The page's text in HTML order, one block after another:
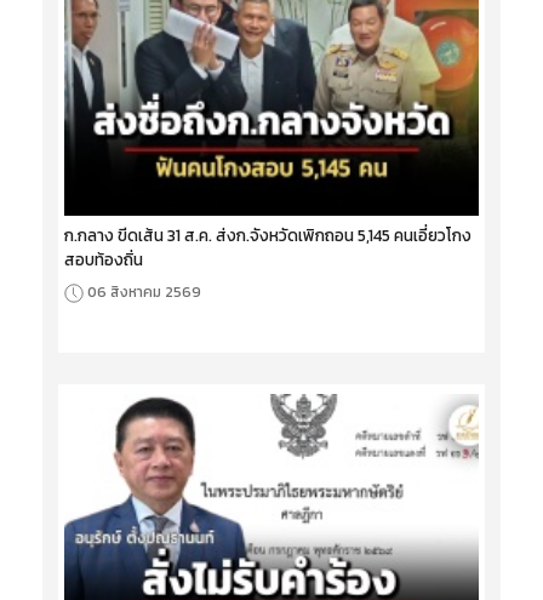
ก.กลาง ขีดเส้น 31 ส.ค. ส่งก.จังหวัดเพิกถอน 5,145 คนเอี่ยวโกง
สอบท้องถิ่น
06 สิงหาคม 2569